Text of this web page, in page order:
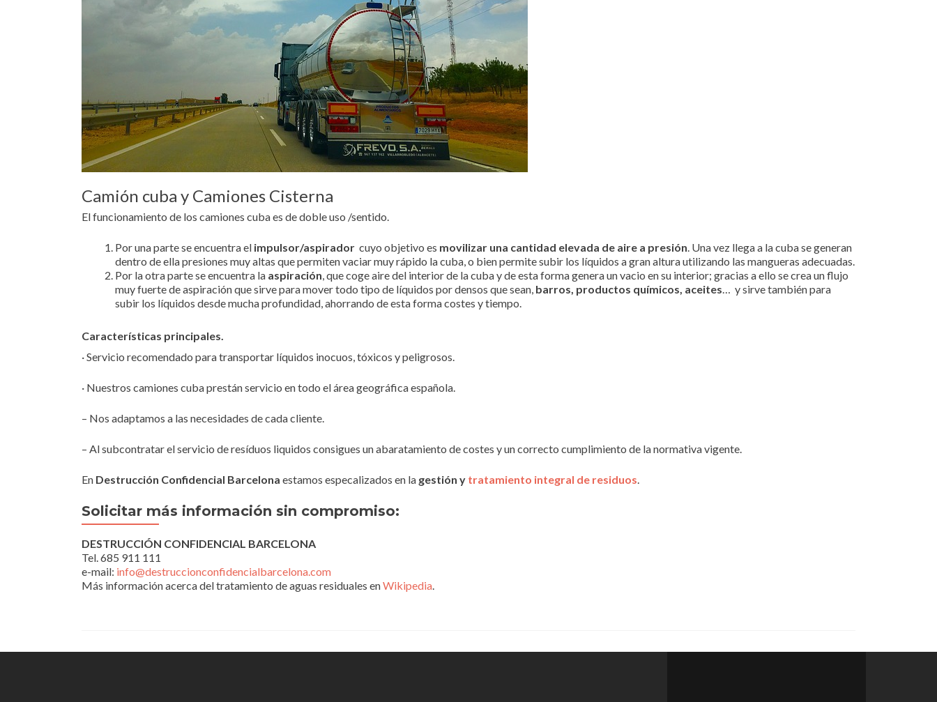
Camión cuba y Camiones Cisterna
El funcionamiento de los camiones cuba es de doble uso /sentido.
Por una parte se encuentra el impulsor/aspirador cuyo objetivo es movilizar una cantidad elevada de aire a presión. Una vez llega a la cuba se generan
dentro de ella presiones muy altas que permiten vaciar muy rápido la cuba, o bien permite subir los líquidos a gran altura utilizando las mangueras adecuadas.
Por la otra parte se encuentra la aspiración, que coge aire del interior de la cuba y de esta forma genera un vacio en su interior; gracias a ello se crea un flujo
muy fuerte de aspiración que sirve para mover todo tipo de líquidos por densos que sean, barros, productos químicos, aceites… y sirve también para
subir los líquidos desde mucha profundidad, ahorrando de esta forma costes y tiempo.
Características principales.
· Servicio recomendado para transportar líquidos inocuos, tóxicos y peligrosos.
· Nuestros camiones cuba prestán servicio en todo el área geográfica española.
– Nos adaptamos a las necesidades de cada cliente.
– Al subcontratar el servicio de resíduos liquidos consigues un abaratamiento de costes y un correcto cumplimiento de la normativa vigente.
En Destrucción Confidencial Barcelona estamos especalizados en la gestión y tratamiento integral de residuos.
Solicitar más información sin compromiso:
DESTRUCCIÓN CONFIDENCIAL BARCELONA
Tel. 685 911 111
e-mail: info@destruccionconfidencialbarcelona.com
Más información acerca del tratamiento de aguas residuales enWikipedia.